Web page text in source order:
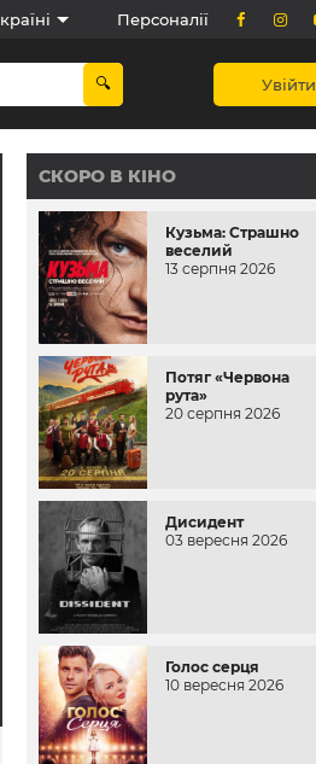
Персоналії
Увійти
СКОРО В КІНО
Кузьма: Страшно
веселий
13 серпня 2026
Потяг «Червона
рута»
20 серпня 2026
Дисидент
03 вересня 2026
Голос серця
10 вересня 2026